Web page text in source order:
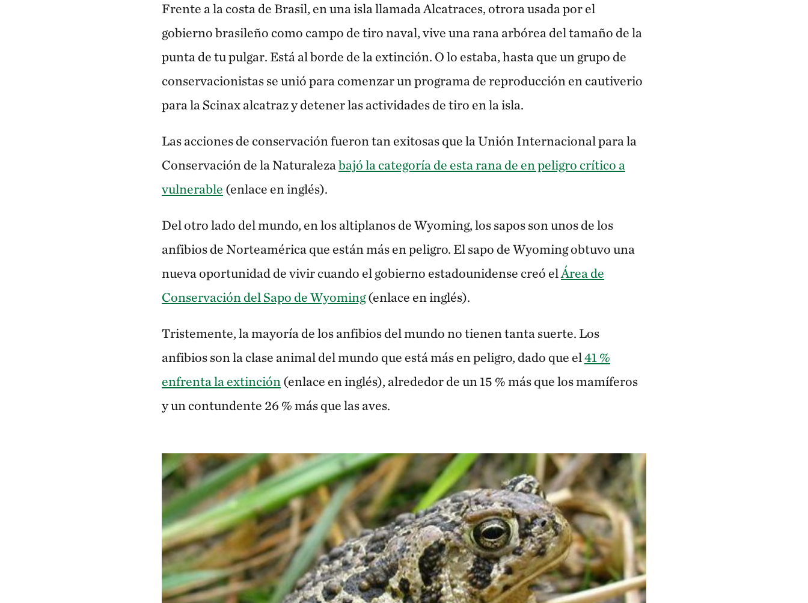
Frente a la costa de Brasil, en una isla llamada Alcatraces, otrora usada por el
gobierno brasileño como campo de tiro naval, vive una rana arbórea del tamaño de la
punta de tu pulgar. Está al borde de la extinción. O lo estaba, hasta que un grupo de
conservacionistas se unió para comenzar un programa de reproducción en cautiverio
para la Scinax alcatraz y detener las actividades de tiro en la isla.
Las acciones de conservación fueron tan exitosas que la Unión Internacional para la
Conservación de la Naturaleza bajó la categoría de esta rana de en peligro crítico a
vulnerable (enlace en inglés).
Del otro lado del mundo, en los altiplanos de Wyoming, los sapos son unos de los
anfibios de Norteamérica que están más en peligro. El sapo de Wyoming obtuvo una
nueva oportunidad de vivir cuando el gobierno estadounidense creó elÁrea de
Conservación del Sapo de Wyoming(enlace en inglés).
Tristemente, la mayoría de los anfibios del mundo no tienen tanta suerte. Los
anfibios son la clase animal del mundo que está más en peligro, dado que el41 %
enfrenta la extinción (enlace en inglés), alrededor de un 15 % más que los mamíferos
y un contundente 26 % más que las aves.